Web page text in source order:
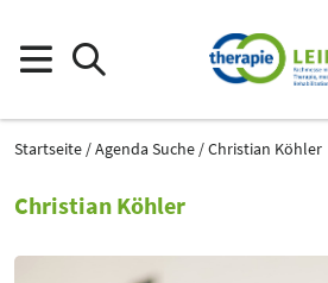
Startseite Agenda Suche
Christian Köhler
Christian Köhler